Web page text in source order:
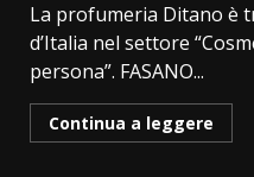
La profumeria Ditano è
d’Italia nel settore
persona”. FASANO...
Continua a leggere